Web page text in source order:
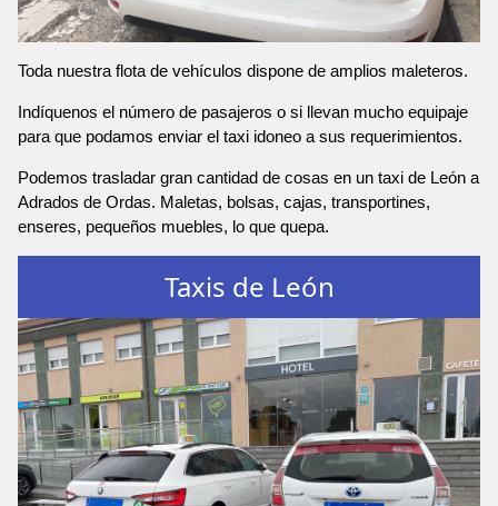
Toda nuestra flota de vehículos dispone de amplios maleteros.
Indíquenos el número de pasajeros o si llevan mucho equipaje
para que podamos enviar el taxi idoneo a sus requerimientos.
Podemos trasladar gran cantidad de cosas en un taxi de León a
Adrados de Ordas. Maletas, bolsas, cajas, transportines,
enseres, pequeños muebles, lo que quepa.
Taxis de León